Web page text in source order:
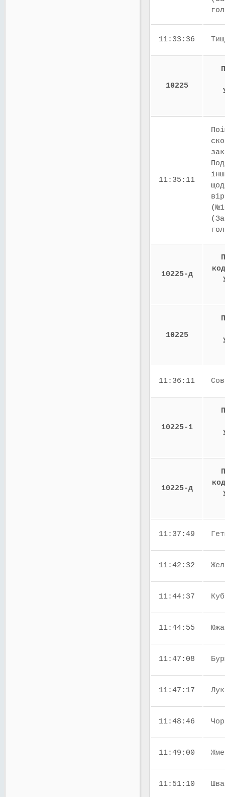
11:33:36
10225
11:35:11
10225-д
10225
11:36:11
10225-1
10225-д
11:37:49
11:42:32
11:44:37
11:44:55
11:47:08
11:47:17
11:48:46
11:49:00
11:51:10